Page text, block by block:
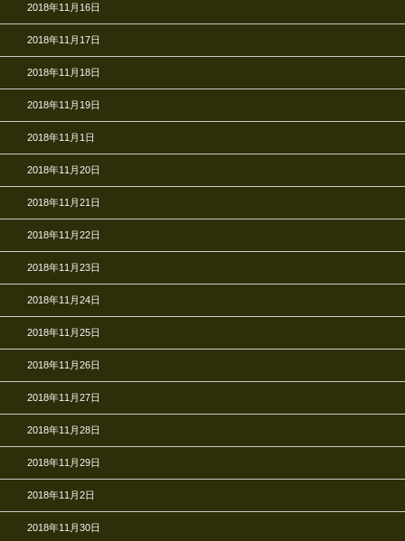
2018年11月16日
2018年11月17日
2018年11月18日
2018年11月19日
2018年11月1日
2018年11月20日
2018年11月21日
2018年11月22日
2018年11月23日
2018年11月24日
2018年11月25日
2018年11月26日
2018年11月27日
2018年11月28日
2018年11月29日
2018年11月2日
2018年11月30日